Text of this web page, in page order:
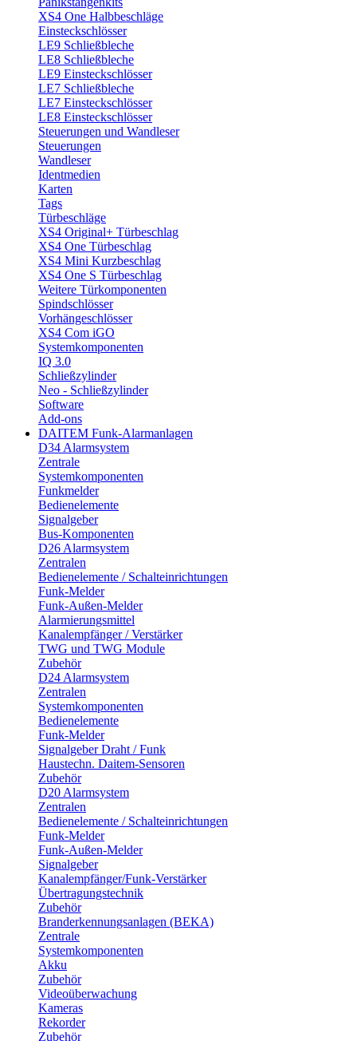
XS4 One Halbbeschläge
Einsteckschlösser
LE9 Schließbleche
LE8 Schließbleche
LE9 Einsteckschlösser
LE7 Schließbleche
LE7 Einsteckschlösser
LE8 Einsteckschlösser
Steuerungen und Wandleser
Steuerungen
Wandleser
Identmedien
Karten
Tags
Türbeschläge
XS4 Original+ Türbeschlag
XS4 One Türbeschlag
XS4 Mini Kurzbeschlag
XS4 One S Türbeschlag
Weitere Türkomponenten
Spindschlösser
Vorhängeschlösser
XS4 Com iGO
Systemkomponenten
IQ 3.0
Schließzylinder
Neo - Schließzylinder
Software
Add-ons
DAITEM Funk-Alarmanlagen
D34 Alarmsystem
Zentrale
Systemkomponenten
Funkmelder
Bedienelemente
Signalgeber
Bus-Komponenten
D26 Alarmsystem
Zentralen
Bedienelemente / Schalteinrichtungen
Funk-Melder
Funk-Außen-Melder
Alarmierungsmittel
Kanalempfänger / Verstärker
TWG und TWG Module
Zubehör
D24 Alarmsystem
Zentralen
Systemkomponenten
Bedienelemente
Funk-Melder
Signalgeber Draht / Funk
Haustechn. Daitem-Sensoren
Zubehör
D20 Alarmsystem
Zentralen
Bedienelemente / Schalteinrichtungen
Funk-Melder
Funk-Außen-Melder
Signalgeber
Kanalempfänger/Funk-Verstärker
Übertragungstechnik
Zubehör
Branderkennungsanlagen (BEKA)
Zentrale
Systemkomponenten
Akku
Zubehör
Videoüberwachung
Kameras
Rekorder
Zubehör